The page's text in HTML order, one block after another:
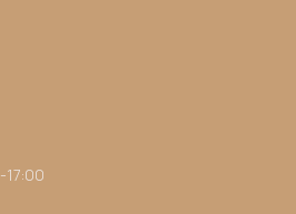
-17:00